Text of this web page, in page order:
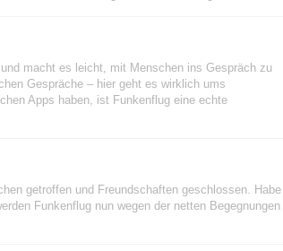
macht es leicht, mit Menschen ins Gespräch zu
Gespräche – hier geht es wirklich ums
Apps haben, ist Funkenflug eine echte
getroffen und Freundschaften geschlossen. Habe
Funkenflug nun wegen der netten Begegnungen